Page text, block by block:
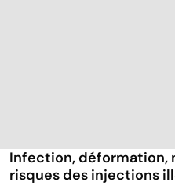
Infection, déformation,
risques des injections